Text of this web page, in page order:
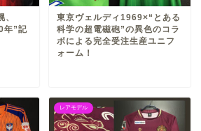
年”記
東京ヴェルディ1969×“とある
科学の超電磁砲”の異色のコラ
ボによる完全受注生産ユニフ
ォーム！
レアモデル